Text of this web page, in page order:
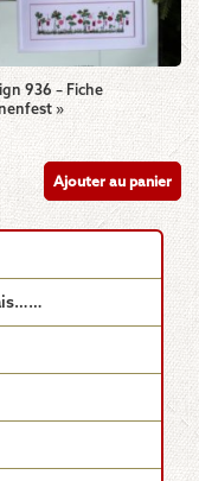
936 – Fiche
»
Ajouter au panier